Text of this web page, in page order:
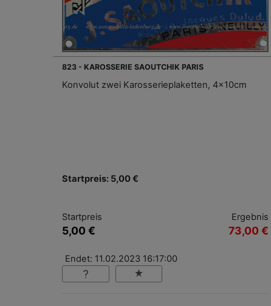
823 - KAROSSERIE SAOUTCHIK PARIS
Konvolut zwei Karosserieplaketten, 4x10cm
Startpreis: 5,00 €
Startpreis
5,00 €
Ergebnis
73,00 €
Endet: 11.02.2023 16:17:00